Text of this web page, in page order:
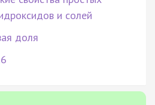
и солей
доля